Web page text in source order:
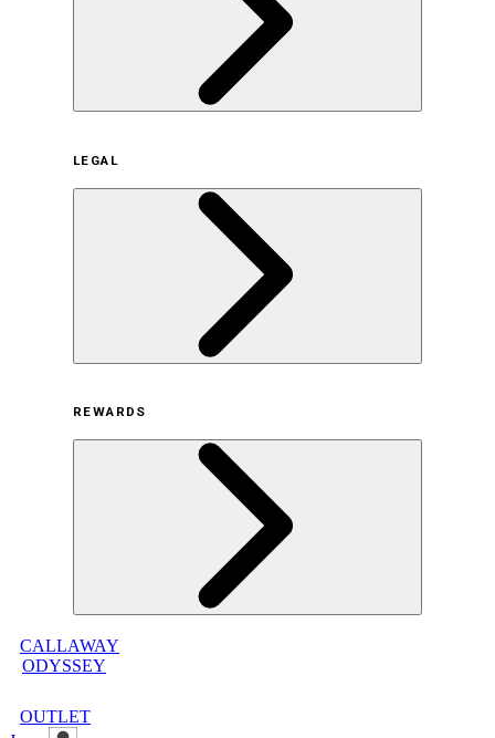
サステナビリティの取り組み（日本）
サステナビリティの取り組み（米国/英語）
ヒストリー
採用情報
LEGAL
オンラインストア利用規約
プライバシーポリシー
特定商取引法に基づく表示
古物営業法に基づく表示
REWARDS
CALLAWAY
ODYSSEY
OUTLET